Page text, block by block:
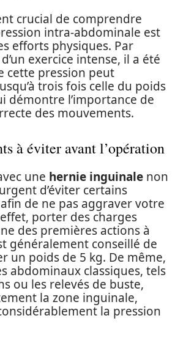
crucial de comprendre
intra-abdominale est
efforts physiques. Par
exercice intense, il a été
cette pression peut
trois fois celle du poids
démontre l’importance de
des mouvements.
à éviter avant l’opération
une hernie inguinale non
d’éviter certains
de ne pas aggraver votre
porter des charges
des premières actions à
généralement conseillé de
un poids de 5 kg. De même,
abdominaux classiques, tels
ou les relevés de buste,
la zone inguinale,
la pression